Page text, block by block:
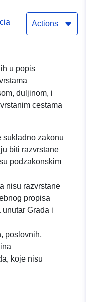
Actions
u popis
duljinom, i
cestama
sukladno zakonu
biti razvrstane
podzakonskim
nisu razvrstane
propisa
Grada i
poslovnih,
koje nisu